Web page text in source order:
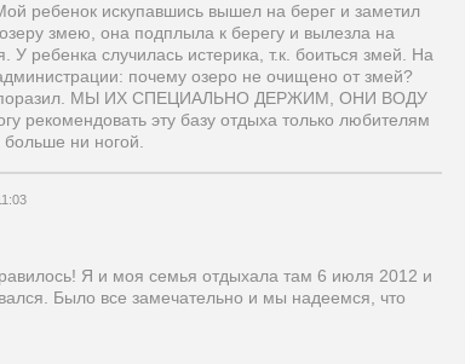
ребенок искупавшись вышел на берег и заметил
змею, она подплыла к берегу и вылезла на
У ребенка случилась истерика, т.к. боиться змей. На
почему озеро не очищено от змей?
поразил. МЫ ИХ СПЕЦИАЛЬНО ДЕРЖИМ, ОНИ ВОДУ
рекомендовать эту базу отдыха только любителям
ни ногой.
Я и моя семья отдыхала там 6 июля 2012 и
Было все замечательно и мы надеемся, что